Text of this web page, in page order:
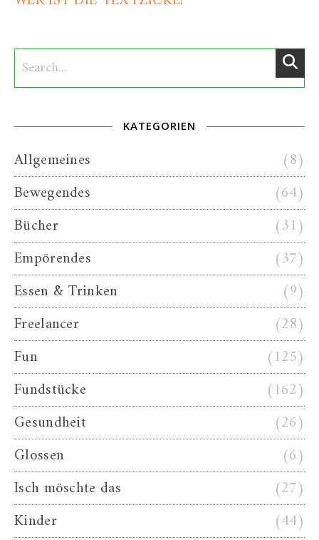
KATEGORIEN
Allgemeines
(8)
Bewegendes
(64)
Bücher
(31)
Empörendes
(37)
Essen & Trinken
(9)
Freelancer
(28)
Fun
(125)
Fundstücke
(162)
Gesundheit
(26)
Glossen
(6)
Isch möschte das
(27)
Kinder
(44)